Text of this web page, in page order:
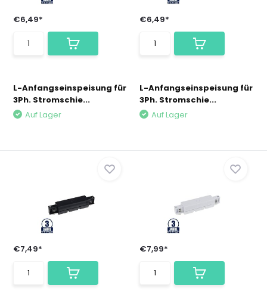
€6,49*
L-Anfangseinspeisung für
3Ph. Stromschie...
Auf Lager
€6,49*
L-Anfangseinspeisung für
3Ph. Stromschie...
Auf Lager
€7,49* €7,99*